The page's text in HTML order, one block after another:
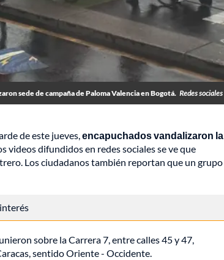
sede de campaña de Paloma Valencia en Bogotá. Redes sociales
de este jueves,encapuchados vandalizaron la
videos difundidos en redes sociales se ve que
Los ciudadanos también reportan que un grupo
sobre la Carrera 7, entre calles 45 y 47,
sentido Oriente - Occidente.